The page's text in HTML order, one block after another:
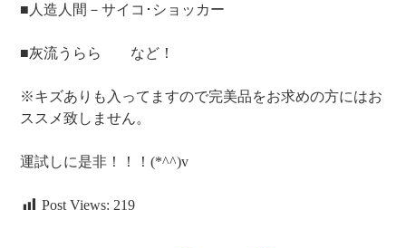
■人造人間－サイコ･ショッカー
■灰流うらら など！
※キズありも入ってますので完美品をお求めの方にはお
ススメ致しません。
運試しに是非！！！(*^^)v
Post Views: 219